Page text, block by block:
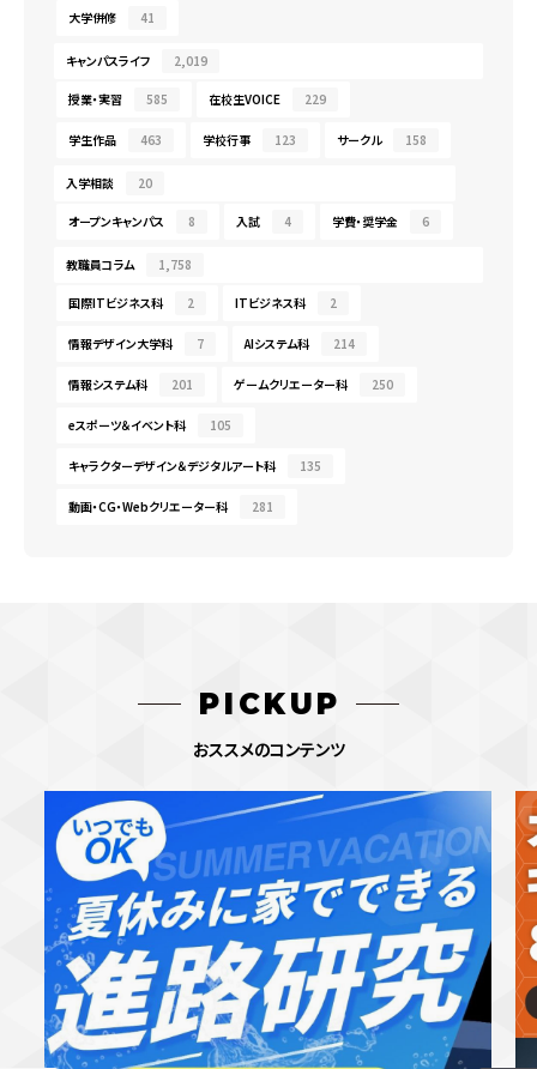
大学併修 41
キャンパスライフ 2,019
授業・実習 585 在校生VOICE 229
学生作品 463 学校行事 123 サークル 158
入学相談 20
オープンキャンパス 8 入試 4 学費・奨学金 6
教職員コラム 1,758
国際ITビジネス科 2 ITビジネス科 2
情報デザイン大学科 7 AIシステム科 214
情報システム科 201 ゲームクリエーター科 250
eスポーツ＆イベント科 105
キャラクターデザイン＆デジタルアート科 135
動画・CG・Webクリエーター科 281
PICKUP
おススメのコンテンツ